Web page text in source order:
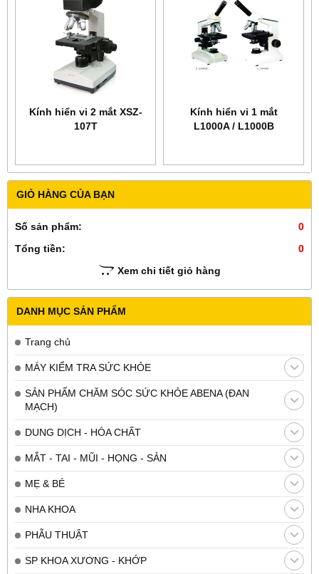
GIỎ HÀNG CỦA BẠN
Số sản phẩm:
0
Tổng tiền:
0
Xem chi tiết giỏ hàng
DANH MỤC SẢN PHẨM
Trang chủ
MÁY KIỂM TRA SỨC KHỎE
SẢN PHẨM CHĂM SÓC SỨC KHỎE ABENA (ĐAN
MẠCH)
DUNG DỊCH - HÓA CHẤT
MẮT - TAI - MŨI - HỌNG - SẢN
MẸ & BÉ
NHA KHOA
PHẪU THUẬT
SP KHOA XƯƠNG - KHỚP
Kính hiển vi 2 mắt XSZ-
107T
Kính hiển vi 1 mắt
L1000A / L1000B